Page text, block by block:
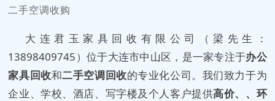
二手空调收购
大连君玉家具回收有限公司（梁先生：
13898409745）位于大连市中山区，是一家专注于办公
家具回收和二手空调回收的专业化公司。我们致力于为
企业、学校、酒店、写字楼及个人客户提供高价、、环